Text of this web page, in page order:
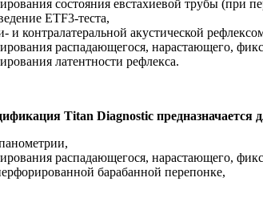
состояния евстахиевой трубы (при
ETF3-теста,
и контралатеральной акустической
распадающегося, нарастающего,
латентности рефлекса.
Titan Diagnostic предназначается
распадающегося, нарастающего,
барабанной перепонке,